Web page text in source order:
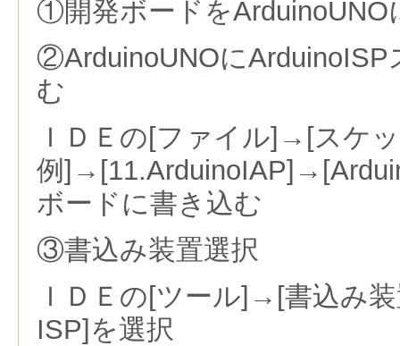
①開発ボードをArduinoUNO
②ArduinoUNOにArduinoISP
む
ＩＤＥの[ファイル]→[スケ
例
ボードに書き込む
③書込み装置選択
ＩＤＥの[ツール]→[書込み
ISP]を選択